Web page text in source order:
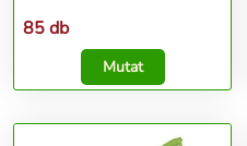
85 db
Mutat